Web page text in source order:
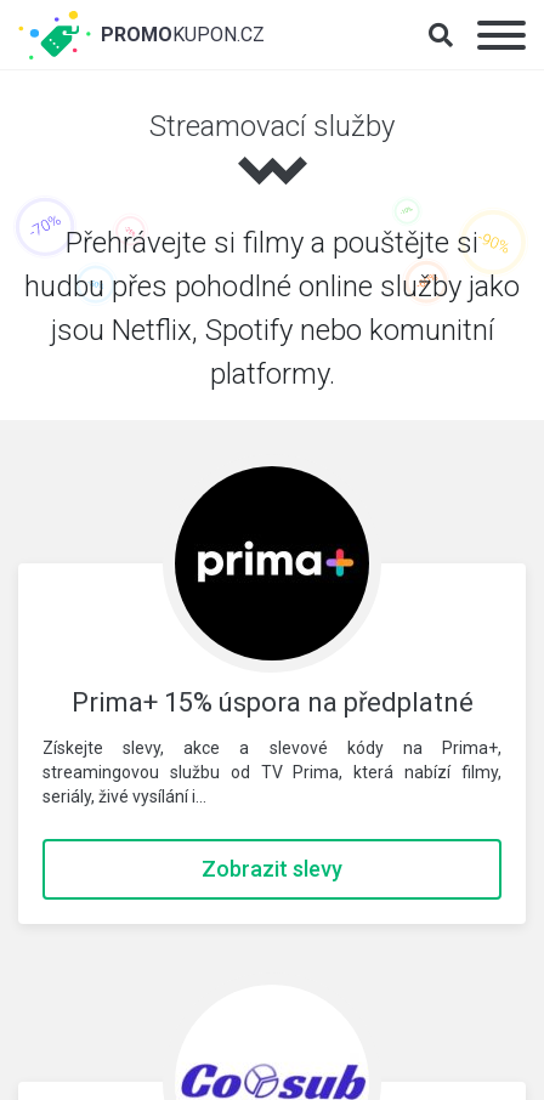
Streamovací služby
Přehrávejte si filmy a pouštějte si
hudbu přes pohodlné online služby jako
jsou Netflix, Spotify nebo komunitní
platformy.
Prima+ 15% úspora na předplatné
Získejte slevy, akce a slevové kódy na Prima+,
streamingovou službu od TV Prima, která nabízí filmy,
seriály, živé vysílání i…
Zobrazit slevy
PROMOKUPON.CZ